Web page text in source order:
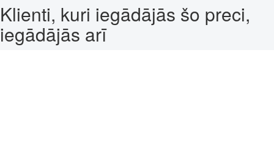
Klienti, kuri iegādājās šo preci,
iegādājās arī